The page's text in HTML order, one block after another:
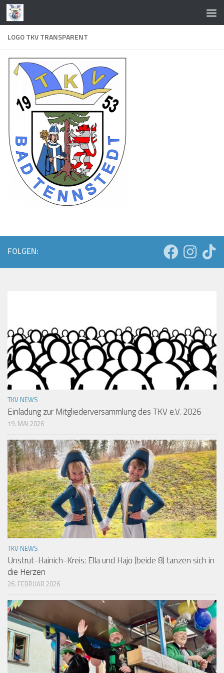
Zum Inhalt springen
LOGO TKV TRANSPARENT
FOLGEN:
TKV NEWS
Einladung zur Mitgliederversammlung des TKV e.V. 2026
19. MAI 2026
TKV NEWS
Unstrut-Hainich-Kreis: Ella und Hajo (beide 8) tanzen sich in
die Herzen
26. FEBRUAR 2026